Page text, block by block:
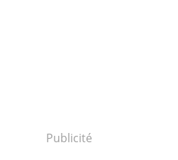
Publicité